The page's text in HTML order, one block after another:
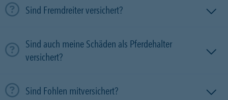
Sind Fremdreiter versichert?
Sind auch meine Schäden als Pferdehalter
versichert?
Sind Fohlen mitversichert?